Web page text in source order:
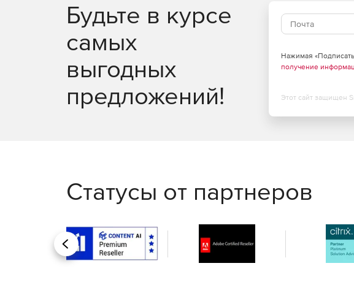
Будьте в курсе
самых
выгодных
предложений!
Нажимая
получение
Этот сайт защищен
Статусы от партнеров
Назад